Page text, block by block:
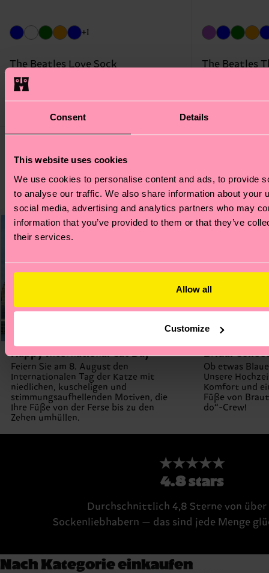
Consent Details
This website uses cookies
We use cookies to personalise content and ads, to provide
to analyse our traffic. We also share information about your
social media, advertising and analytics partners who may
information that you’ve provided to them or that they’ve
their services.
Allow all
Customize
+1
The Beatles Love Sock
€ 14
AUF LAGER BIOBAUMWOLLE
The Beatles
AUF LAGER
Happy International Cat Day
Feiern Sie am 8. August den
Internationalen Tag der Katze mit
niedlichen, kuscheligen und
stimmungsaufhellenden Motiven, die
Ihre Füße von der Ferse bis zu den
Zehen umhüllen.
Bridal
Ob etwas
Unsere
Komfort und
Füße von
do“-Crew!
★★★★★
4.8 stars
Durchschnittlich 4,8 Sterne von
Sockenliebhabern — das sind jede Menge
Nach Kategorie einkaufen